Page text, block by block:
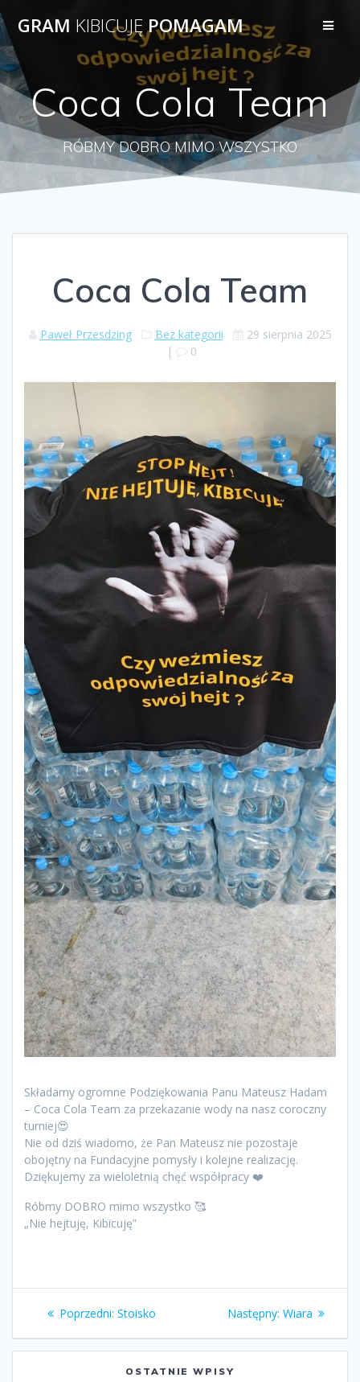
do
treści
GRAM KIBICUJĘPOMAGAM
Coca Cola Team
RÓBMY DOBRO MIMO WSZYSTKO
Coca Cola Team
Paweł Przesdzing Bez kategorii
29 sierpnia 2025
|
0
Składamy ogromne Podziękowania Panu Mateusz Hadam
– Coca Cola Team za przekazanie wody na nasz coroczny
turniej😍
Nie od dziś wiadomo, że Pan Mateusz nie pozostaje
obojętny na Fundacyjne pomysły i kolejne realizację.
Dziękujemy za wieloletnią chęć współpracy ❤️
Róbmy DOBRO mimo wszystko 🥰
„Nie hejtuję, Kibicuję”
Nawigacja
wpisu
Poprzedni: Poprzedni
Stoisko Następny: Następny
Wiara
OSTATNIE WPISY